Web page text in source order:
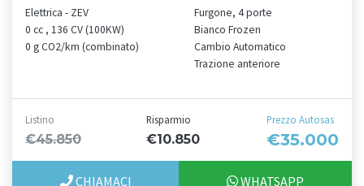
Elettrica - ZEV
0 cc , 136 CV (100KW)
0 g CO2/km (combinato)
Furgone, 4 porte
Bianco Frozen
Cambio Automatico
Trazione anteriore
Listino
€45.850
Risparmio
€10.850
Prezzo Autosas
€35.000
CHIAMACI WHATSAPP